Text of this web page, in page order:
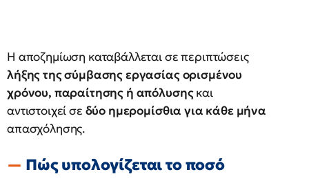
Η αποζημίωση καταβάλλεται σε περιπτώσεις
λήξης της σύμβασης εργασίας ορισμένου
χρόνου, παραίτησης ή απόλυσηςκαι
αντιστοιχεί σε δύο ημερομίσθια για κάθε μήνα
απασχόλησης.
Πώς υπολογίζεται το ποσό